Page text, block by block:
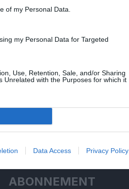
of my Personal Data.
my Personal Data for Targeted
Use, Retention, Sale, and/or Sharing
Unrelated with the Purposes for which it
Data Access Privacy Policy
ABONNEMENT